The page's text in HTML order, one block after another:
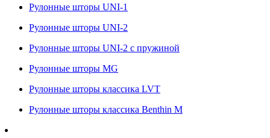
Рулонные шторы UNI-1
Рулонные шторы UNI-2
Рулонные шторы UNI-2 с пружиной
Рулонные шторы MG
Рулонные шторы классика LVT
Рулонные шторы классика Benthin M